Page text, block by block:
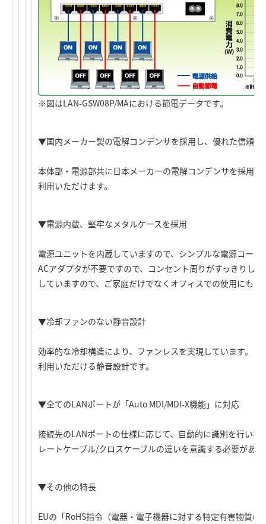
※図はLAN-GSW08P/MAにおける節電データです。
▼国内メーカー製の電解コンデンサを採用し、優れた信頼性
本体部・電源部共に日本メーカーの電解コンデンサを採用
利用いただけます。
▼電源内蔵、堅牢なメタルケースを採用
電源ユニットを内蔵していますので、シンプルな電源コード
ACアダプタが不要ですので、コンセント周りがすっきりし
していますので、ご家庭だけでなくオフィスでの使用にも適
▼冷却ファンのない静音設計
効率的な冷却構造により、ファンレスを実現しています。
利用いただける静音設計です。
▼全てのLANポートが「Auto MDI/MDI-X機能」に対応
接続先のLANポートの仕様に応じて、自動的に識別を行い
レートケーブル/クロスケーブルの違いを意識する必要があ
▼その他の特長
EUの「RoHS指令（電器・電子機器に対する特定有害物質